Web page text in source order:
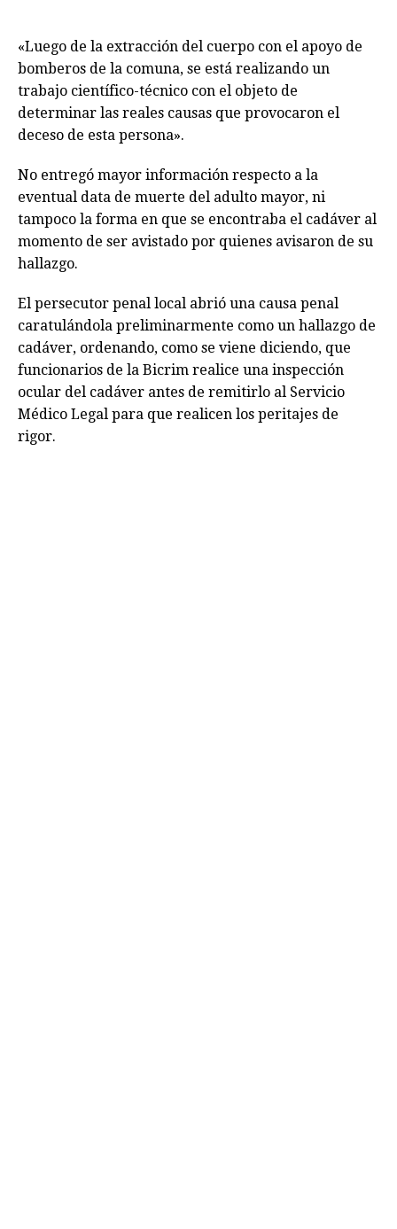
«Luego de la extracción del cuerpo con el apoyo de
bomberos de la comuna, se está realizando un
trabajo científico-técnico con el objeto de
determinar las reales causas que provocaron el
deceso de esta persona».
No entregó mayor información respecto a la
eventual data de muerte del adulto mayor, ni
tampoco la forma en que se encontraba el cadáver al
momento de ser avistado por quienes avisaron de su
hallazgo.
El persecutor penal local abrió una causa penal
caratulándola preliminarmente como un hallazgo de
cadáver, ordenando, como se viene diciendo, que
funcionarios de la Bicrim realice una inspección
ocular del cadáver antes de remitirlo al Servicio
Médico Legal para que realicen los peritajes de
rigor.